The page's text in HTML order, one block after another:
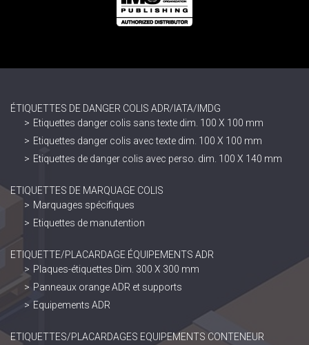
ÉTIQUETTES DE DANGER COLIS ADR/IATA/IMDG
Etiquettes danger colis sans texte dim. 100 X 100 mm
Etiquettes danger colis avec texte dim. 100 X 100 mm
Etiquettes de danger colis avec perso. dim. 100 X 140 mm
ETIQUETTES DE MARQUAGE COLIS
Marquages spécifiques
Etiquettes de manutention
ETIQUETTE/PLACARDAGE ÉQUIPEMENTS ADR
Plaques-étiquettes Dim. 300 X 300 mm
Panneaux orange ADR et supports
Equipements ADR
ETIQUETTES/PLACARDAGES EQUIPEMENTS CONTENEUR